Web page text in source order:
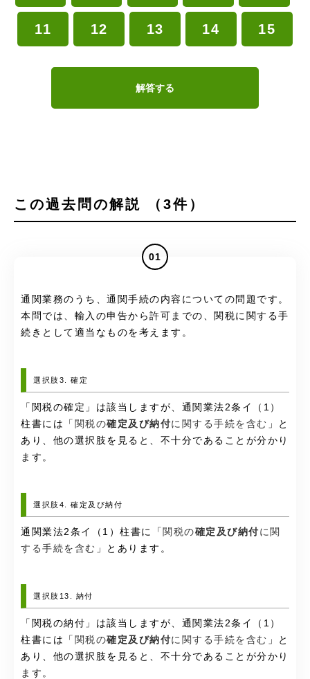
11 12 13 14 15
解答する
この過去問の解説 （3件）
01
通関業務のうち、通関手続の内容についての問題です。
本問では、輸入の申告から許可までの、関税に関する手
続きとして適当なものを考えます。
選択肢3. 確定
「関税の確定」は該当しますが、通関業法2条イ（1）
柱書には「 関税の確定及び納付に関する手続を含む 」と
あり、他の選択肢を見ると、不十分であることが分かり
ます。
選択肢4. 確定及び納付
通関業法2条イ（1）柱書に「 関税の確定及び納付 に関
する手続を含む 」とあります。
選択肢13. 納付
「関税の納付」は該当しますが、通関業法2条イ（1）
柱書には「 関税の確定及び納付に関する手続を含む 」と
あり、他の選択肢を見ると、不十分であることが分かり
ます。